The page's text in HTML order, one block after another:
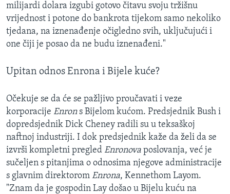
milijardi dolara izgubi gotovo čitavu svoju tržišnu
vrijednost i potone do bankrota tijekom samo nekoliko
tjedana, na iznenađenje očigledno svih, uključujući i
one čiji je posao da ne budu iznenađeni."
Upitan odnos Enrona i Bijele kuće?
Očekuje se da će se pažljivo proučavati i veze
korporacije Enrons Bijelom kućom. Predsjednik Bush i
dopredsjednik Dick Cheney radili su u teksaškoj
naftnoj industriji. I dok predsjednik kaže da želi da se
izvrši kompletni pregled Enronova poslovanja, već je
sučeljen s pitanjima o odnosima njegove administracije
s glavnim direktorom Enrona, Kennethom Layom.
"Znam da je gospodin Lay došao u Bijelu kuću na